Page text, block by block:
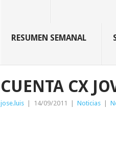
RESUMEN SEMANAL
CUENTA CX
jose.luis 14/09/2011 Noticias